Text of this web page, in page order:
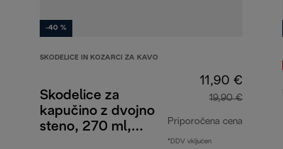
-40 %
SKODELICE IN KOZARCI ZA KAVO
Skodelice za
kapučino z dvojno
steno, 270 ml,
11,90 €
19,90 €
Priporočena cena
*DDV vključen